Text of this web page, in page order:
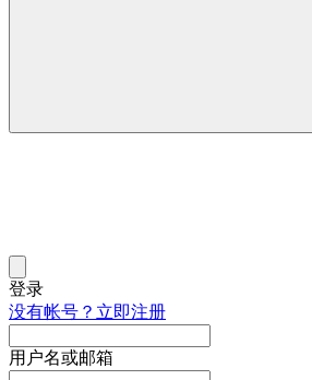
登录
没有帐号？立即注册
用户名或邮箱